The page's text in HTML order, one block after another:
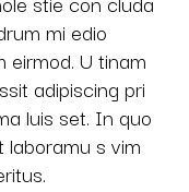
mi edio
eirmod. U tinam
adipiscing pri
luis set. In quo
laboramu s vim